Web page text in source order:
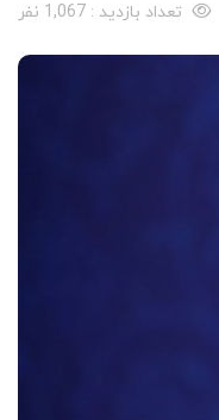
تعداد بازدید : 1,067 نفر